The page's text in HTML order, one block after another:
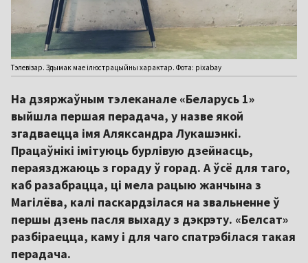
Тэлевізар. Здымак мае ілюстрацыйны характар. Фота: pixabay
На дзяржаўным тэлеканале «Беларусь 1»
выйшла першая перадача, у назве якой
згадваецца імя Аляксандра Лукашэнкі.
Працаўнікі імітуюць бурлівую дзейнасць,
пераязджаюць з гораду ў горад. А ўсё для таго,
каб разабрацца, ці мела рацыю жанчына з
Магілёва, калі паскардзілася на звальненне ў
першы дзень пасля выхаду з дэкрэту. «Белсат»
разбіраецца, каму і для чаго спатрэбілася такая
перадача.